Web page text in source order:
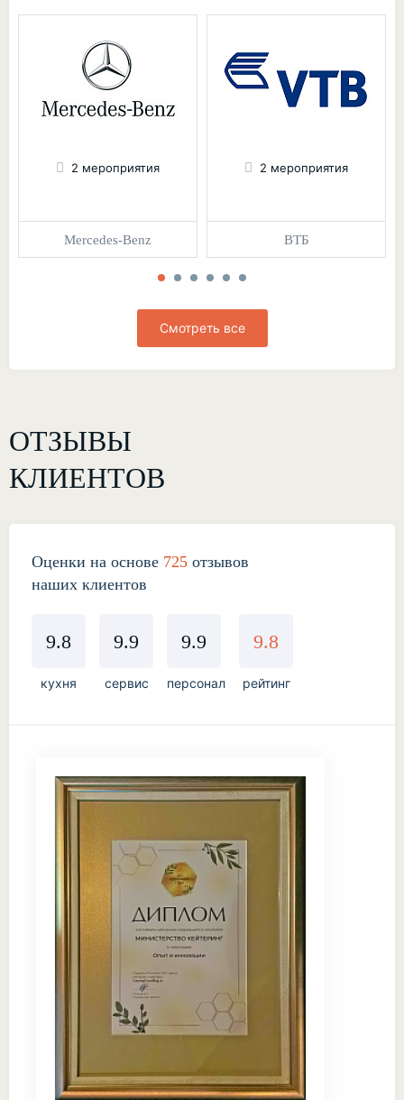
2 мероприятия
Mercedes-Benz
2 мероприятия
ВТБ
Смотреть все
ОТЗЫВЫ
КЛИЕНТОВ
Оценки на основе 725 отзывов
наших клиентов
9.8
кухня
9.9
сервис
9.9
персонал
9.8
рейтинг